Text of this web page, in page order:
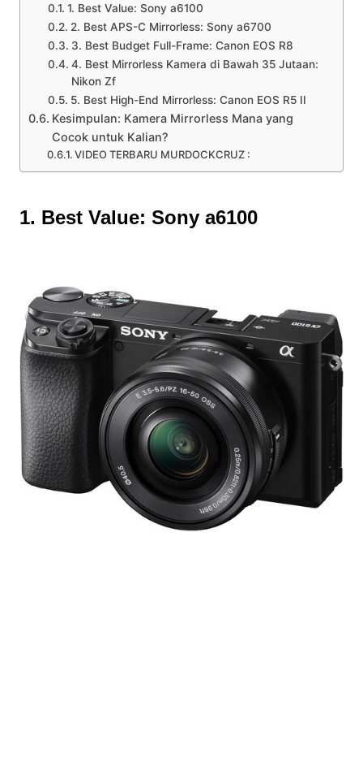
1. Best Value: Sony a6100
2. Best APS-C Mirrorless: Sony a6700
3. Best Budget Full-Frame: Canon EOS R8
4. Best Mirrorless Kamera di Bawah 35 Jutaan:
Nikon Zf
5. Best High-End Mirrorless: Canon EOS R5 II
Kesimpulan: Kamera Mirrorless Mana yang
Cocok untuk Kalian?
VIDEO TERBARU MURDOCKCRUZ :
1. Best Value: Sony a6100